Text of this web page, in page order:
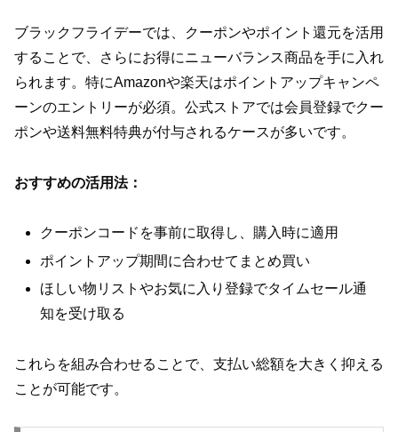
ブラックフライデーでは、クーポンやポイント還元を活用
することで、さらにお得にニューバランス商品を手に入れ
られます。特にAmazonや楽天はポイントアップキャンペ
ーンのエントリーが必須。公式ストアでは会員登録でクー
ポンや送料無料特典が付与されるケースが多いです。
おすすめの活用法：
クーポンコードを事前に取得し、購入時に適用
ポイントアップ期間に合わせてまとめ買い
ほしい物リストやお気に入り登録でタイムセール通
知を受け取る
これらを組み合わせることで、支払い総額を大きく抑える
ことが可能です。